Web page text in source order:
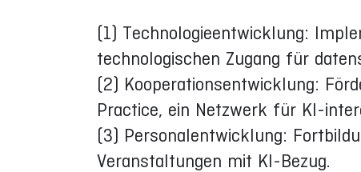
(1) Technologieentwicklung:
technologischen Zugang für
(2) Kooperationsentwicklung:
Practice, ein Netzwerk für KI-
(3) Personalentwicklung:
Veranstaltungen mit KI-Bezug.